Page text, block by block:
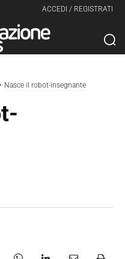
ACCEDI / REGISTRATI
Nasce il robot-insegnante